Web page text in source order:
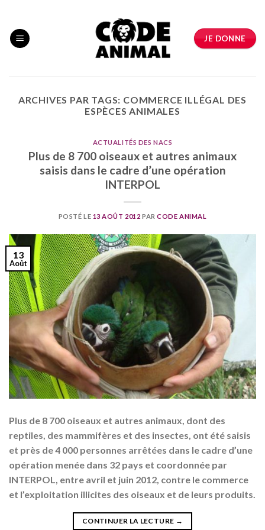
content
JE DONNE
ARCHIVES PAR TAGS: COMMERCE ILLÉGAL DES
ESPÈCES ANIMALES
ACTUALITÉS DES NACS
Plus de 8 700 oiseaux et autres animaux
saisis dans le cadre d’une opération
INTERPOL
POSTÉ LE 13 AOÛT 2012 PARCODE ANIMAL
13
Août
Plus de 8 700 oiseaux et autres animaux, dont des
reptiles, des mammifères et des insectes, ont été saisis
et près de 4 000 personnes arrêtées dans le cadre d’une
opération menée dans 32 pays et coordonnée par
INTERPOL, entre avril et juin 2012, contre le commerce
et l’exploitation illicites des oiseaux et de leurs produits.
CONTINUER LA LECTURE →